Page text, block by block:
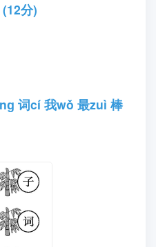
zì 选xuǎn 择zé 正
音yīn,涂tú 成
分)